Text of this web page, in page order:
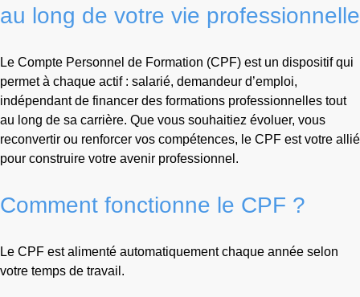
au long de votre vie professionnelle
Le Compte Personnel de Formation (CPF) est un dispositif qui
permet à chaque actif : salarié, demandeur d’emploi,
indépendant de financer des formations professionnelles tout
au long de sa carrière. Que vous souhaitiez évoluer, vous
reconvertir ou renforcer vos compétences, le CPF est votre allié
pour construire votre avenir professionnel.
Comment fonctionne le CPF ?
Le CPF est alimenté automatiquement chaque année selon
votre temps de travail.